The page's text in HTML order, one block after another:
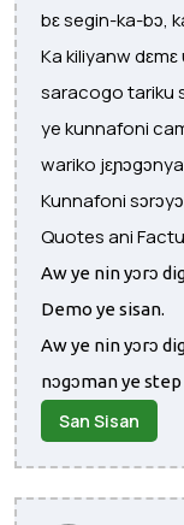
bɛ segin-ka-bɔ,
Ka kiliyanw dɛmɛ
saracogo tariku
ye kunnafoni
wariko
Kunnafoni
Quotes ani
Aw ye nin yɔrɔ
Demo ye sisan.
Aw ye nin yɔrɔ
nɔgɔman ye
San Sisan